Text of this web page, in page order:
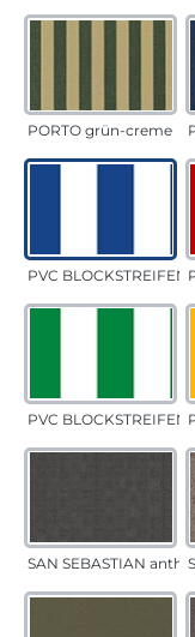
PORTO grün-creme
PVC BLOCKSTREIFEN
PVC BLOCKSTREIFEN
SAN SEBASTIAN